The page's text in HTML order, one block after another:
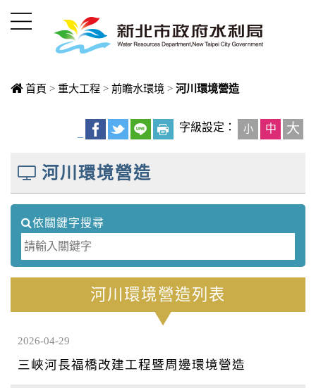
首頁 > 重大工程 > 前瞻水環境 > 河川環境營造
字級設定： 小 中 大
河川環境營造
依關鍵字搜尋
河川環境營造列表
2026-04-29
三峽河長福橋改建工程暨周邊環境營造